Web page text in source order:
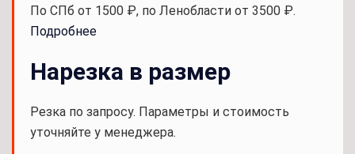
По СПб от 1500 ₽, по Ленобласти от 3500 ₽.
Подробнее
Нарезка в размер
Резка по запросу. Параметры и стоимость
уточняйте у менеджера.